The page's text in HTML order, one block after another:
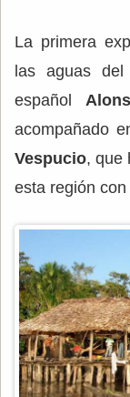
La primera
las aguas
español
acompañado
Vespucio, que
esta región